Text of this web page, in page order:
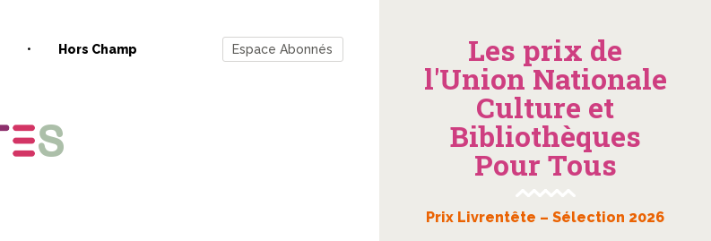
Hors Champ Espace Abonnés Les prix de
l'Union Nationale
Culture et
Bibliothèques
Pour Tous
Prix Livrentête – Sélection 2026